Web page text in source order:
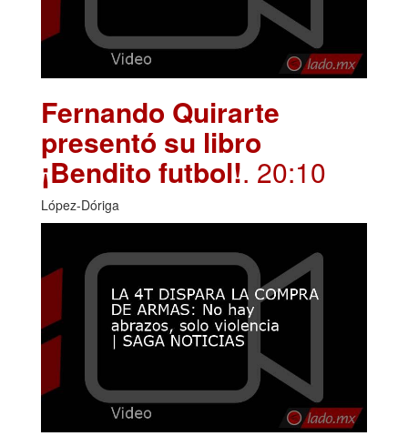
Fernando Quirarte
presentó su libro
¡Bendito futbol!. 20:10
López-Dóriga